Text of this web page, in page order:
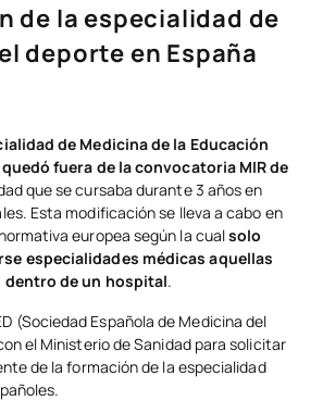
de la especialidad de
deporte en España
de Medicina de la Educación
fuera de la convocatoria MIR de
que se cursaba durante 3 años en
Esta modificación se lleva a cabo en
europea según la cualsolo
especialidades médicas aquellas
dentro de un hospital.
(Sociedad Española de Medicina del
el Ministerio de Sanidad para solicitar
de la formación de la especialidad